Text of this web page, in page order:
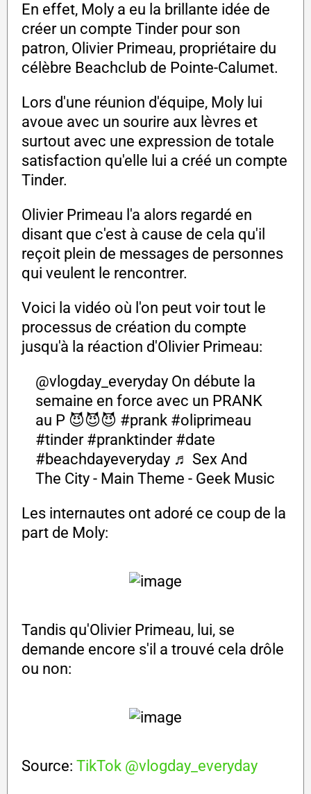
En effet, Moly a eu la brillante idée de
créer un compte Tinder pour son
patron, Olivier Primeau, propriétaire du
célèbre Beachclub de Pointe-Calumet.
Lors d'une réunion d'équipe, Moly lui
avoue avec un sourire aux lèvres et
surtout avec une expression de totale
satisfaction qu'elle lui a créé un compte
Tinder.
Olivier Primeau l'a alors regardé en
disant que c'est à cause de cela qu'il
reçoit plein de messages de personnes
qui veulent le rencontrer.
Voici la vidéo où l'on peut voir tout le
processus de création du compte
jusqu'à la réaction d'Olivier Primeau:
@vlogday_everyday On débute la
semaine en force avec un PRANK
au P 😈😈😈 #prank #oliprimeau
#tinder #pranktinder #date
#beachdayeveryday ♬ Sex And
The City - Main Theme - Geek Music
Les internautes ont adoré ce coup de la
part de Moly:
Tandis qu'Olivier Primeau, lui, se
demande encore s'il a trouvé cela drôle
ou non:
Source: TikTok @vlogday_everyday